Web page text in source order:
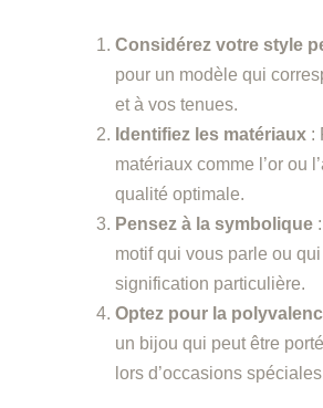
Considérez votre style
pour un modèle qui
et à vos tenues.
Identifiez les matériaux :
matériaux comme l’or ou
qualité optimale.
Pensez à la symbolique
motif qui vous parle ou
signification particulière.
Optez pour la
un bijou qui peut être
lors d’occasions